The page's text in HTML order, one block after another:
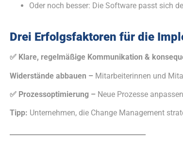
Oder noch besser: Die Software passt sich
Drei Erfolgsfaktoren für die
✅ Klare, regelmäßige Kommunikation &
Widerstände abbauen – Mitarbeiterinnen und
✅ Prozessoptimierung – Neue Prozesse
Tipp: Unternehmen, die Change Management